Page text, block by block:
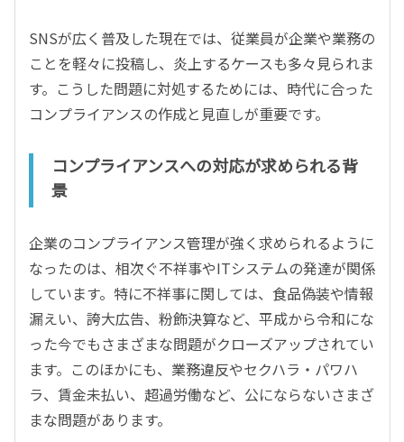
SNSが広く普及した現在では、従業員が企業や業務の
ことを軽々に投稿し、炎上するケースも多々見られま
す。こうした問題に対処するためには、時代に合った
コンプライアンスの作成と見直しが重要です。
コンプライアンスへの対応が求められる背
景
企業のコンプライアンス管理が強く求められるように
なったのは、相次ぐ不祥事やITシステムの発達が関係
しています。特に不祥事に関しては、食品偽装や情報
漏えい、誇大広告、粉飾決算など、平成から令和にな
った今でもさまざまな問題がクローズアップされてい
ます。このほかにも、業務違反やセクハラ・パワハ
ラ、賃金未払い、超過労働など、公にならないさまざ
まな問題があります。